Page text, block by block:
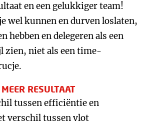
en een gelukkiger team!
wel kunnen en durven loslaten,
hebben en delegeren als een
zien, niet als een time-
RESULTAAT
tussen efficiëntie en
verschil tussen vlot